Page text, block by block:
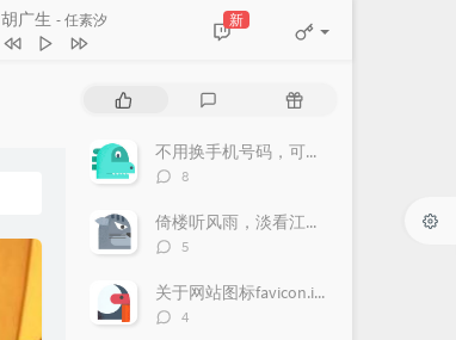
胡广生 - 任素汐 新
章
评
随
文不用换手机号码，可以自主选择运营商
评
数：
8
倚楼听风雨，淡看江湖路
评
数：
5
关于网站图标favicon.ico
评
4